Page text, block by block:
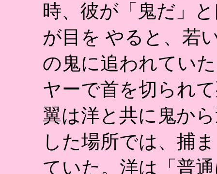
時、彼が「鬼だ」
が目を やると、若
の鬼に追われてい
ヤーで首を切られ
翼は洋と共に鬼か
した場所では、捕
ていた。洋は「普